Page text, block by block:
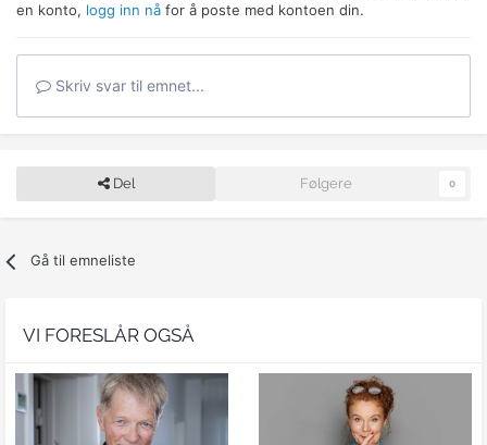
en konto, logg inn nå for å poste med kontoen din.
Skriv svar til emnet...
Del Følgere 0
Gå til emneliste
VI FORESLÅR OGSÅ